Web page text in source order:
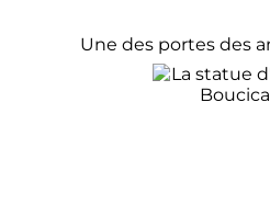
Une des portes des